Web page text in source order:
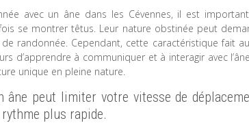
avec un âne dans les Cévennes, il est
se montrer têtus. Leur nature obstinée peut
randonnée. Cependant, cette caractéristique fait
d’apprendre à communiquer et à interagir avec
unique en pleine nature.
âne peut limiter votre vitesse de
plus rapide.